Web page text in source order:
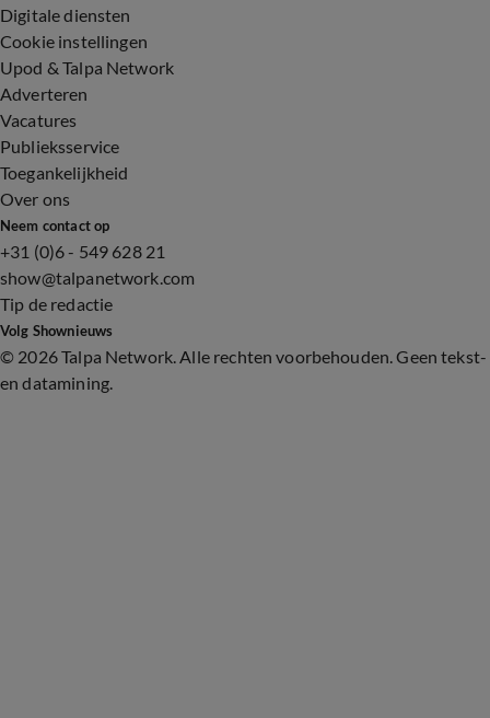
Digitale diensten
Cookie instellingen
Upod & Talpa Network
Adverteren
Vacatures
Publieksservice
Toegankelijkheid
Over ons
Neem contact op
+31 (0)6 - 549 628 21
show@talpanetwork.com
Tip de redactie
Volg Shownieuws
© 2026 Talpa Network. Alle rechten voorbehouden. Geen tekst-
en datamining.